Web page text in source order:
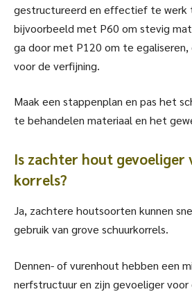
gestructureerd en effectief te werk
bijvoorbeeld met P60 om stevig
ga door met P120 om te
voor de verfijning.
Maak een stappenplan en pas het
te behandelen materiaal en het
Is zachter hout gevoeliger
korrels?
Ja, zachtere houtsoorten kunnen
gebruik van grove schuurkorrels.
Dennen- of vurenhout hebben een
nerfstructuur en zijn gevoeliger